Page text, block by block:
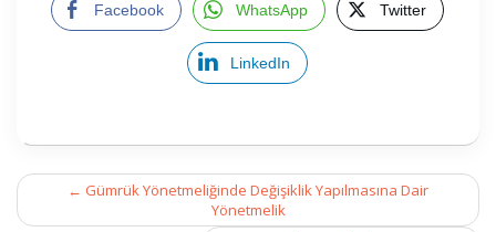
Facebook WhatsApp Twitter
LinkedIn
Post
navigation
← Gümrük Yönetmeliğinde Değişiklik Yapılmasına Dair
Yönetmelik